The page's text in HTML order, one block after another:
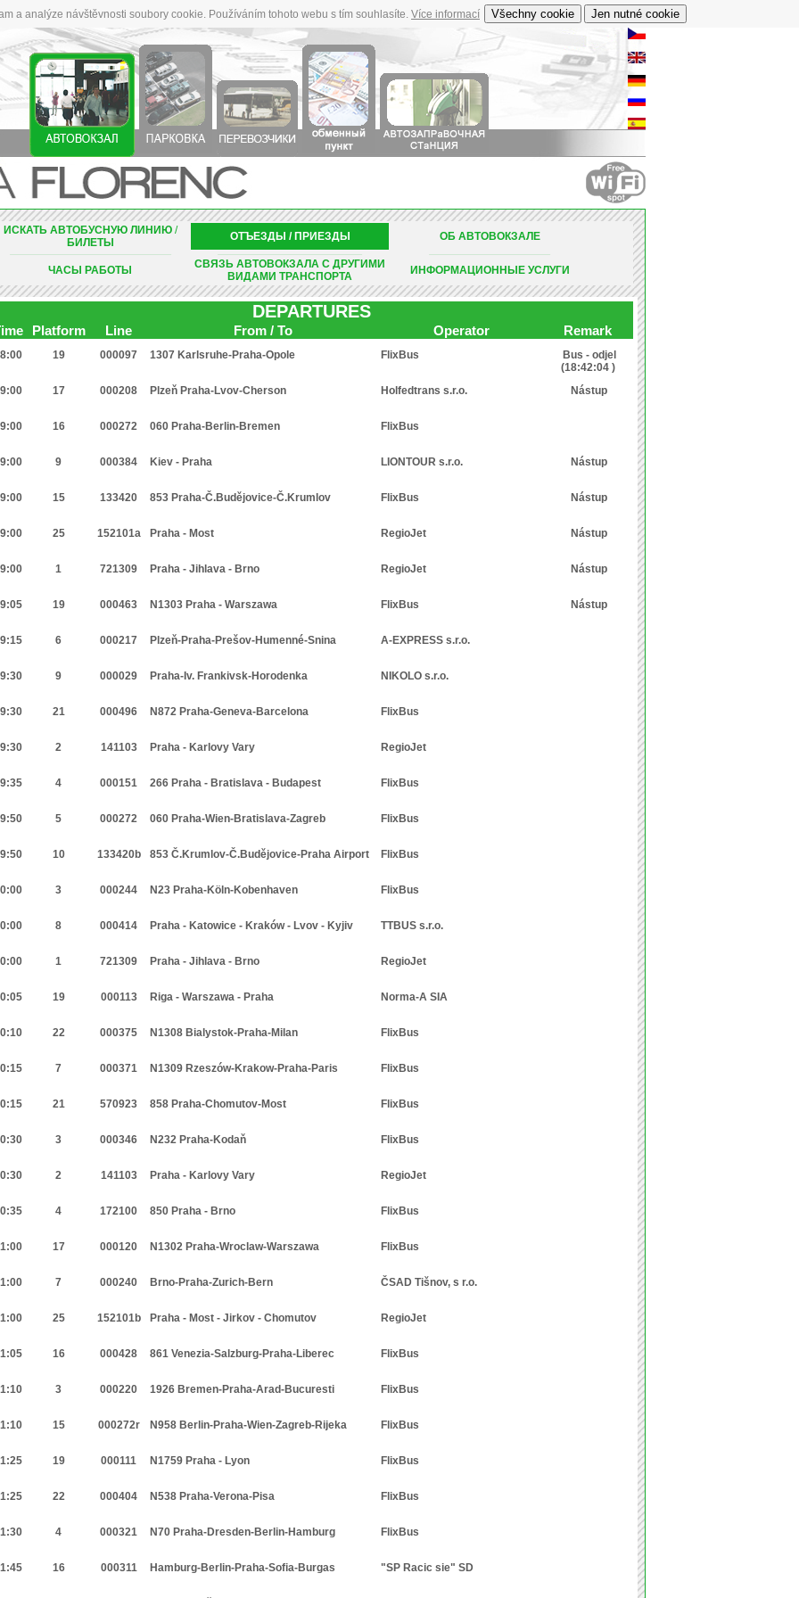
a analýze návštěvnosti soubory cookie. Používáním tohoto webu s tím souhlasíte. Více informací
ИСКАТЬ АВТОБУСНУЮ ЛИНИЮ/
БИЛЕТЫ
ОТЪЕЗДЫ / ПРИЕЗДЫ ОБ АВТОВОКЗАЛЕ
ЧАСЫ РАБОТЫ
СВЯЗЬ АВТОВОКЗАЛА С ДРУГИМИ
ВИДАМИ ТРАНСПОРТА
ИНФОРМАЦИОННЫЕ УСЛУГИ
DEPARTURES
Platform Line From / To Operator Remark
19 000097 1307 Karlsruhe-Praha-Opole FlixBus
Bus - odjel
(18:42:04 )
17 000208 Plzeň Praha-Lvov-Cherson Holfedtrans s.r.o. Nástup
16 000272 060 Praha-Berlin-Bremen FlixBus
9 000384 Kiev - Praha LIONTOUR s.r.o. Nástup
15 133420 853 Praha-Č.Budějovice-Č.Krumlov FlixBus Nástup
25 152101a Praha - Most RegioJet Nástup
1 721309 Praha - Jihlava - Brno RegioJet Nástup
19 000463 N1303 Praha - Warszawa FlixBus Nástup
6 000217 Plzeň-Praha-Prešov-Humenné-Snina A-EXPRESS s.r.o.
9 000029 Praha-Iv. Frankivsk-Horodenka NIKOLO s.r.o.
21 000496 N872 Praha-Geneva-Barcelona FlixBus
2 141103 Praha - Karlovy Vary RegioJet
4 000151 266 Praha - Bratislava - Budapest FlixBus
5 000272 060 Praha-Wien-Bratislava-Zagreb FlixBus
10 133420b 853 Č.Krumlov-Č.Budějovice-Praha Airport FlixBus
3 000244 N23 Praha-Köln-Kobenhaven FlixBus
8 000414 Praha - Katowice - Kraków - Lvov - Kyjiv TTBUS s.r.o.
1 721309 Praha - Jihlava - Brno RegioJet
19 000113 Riga - Warszawa - Praha Norma-A SIA
22 000375 N1308 Bialystok-Praha-Milan FlixBus
7 000371 N1309 Rzeszów-Krakow-Praha-Paris FlixBus
21 570923 858 Praha-Chomutov-Most FlixBus
3 000346 N232 Praha-Kodaň FlixBus
2 141103 Praha - Karlovy Vary RegioJet
4 172100 850 Praha - Brno FlixBus
17 000120 N1302 Praha-Wroclaw-Warszawa FlixBus
7 000240 Brno-Praha-Zurich-Bern ČSAD Tišnov, s r.o.
25 152101b Praha - Most - Jirkov - Chomutov RegioJet
16 000428 861 Venezia-Salzburg-Praha-Liberec FlixBus
3 000220 1926 Bremen-Praha-Arad-Bucuresti FlixBus
15 000272r N958 Berlin-Praha-Wien-Zagreb-Rijeka FlixBus
19 000111 N1759 Praha - Lyon FlixBus
22 000404 N538 Praha-Verona-Pisa FlixBus
4 000321 N70 Praha-Dresden-Berlin-Hamburg FlixBus
16 000311 Hamburg-Berlin-Praha-Sofia-Burgas "SP Racic sie" SD